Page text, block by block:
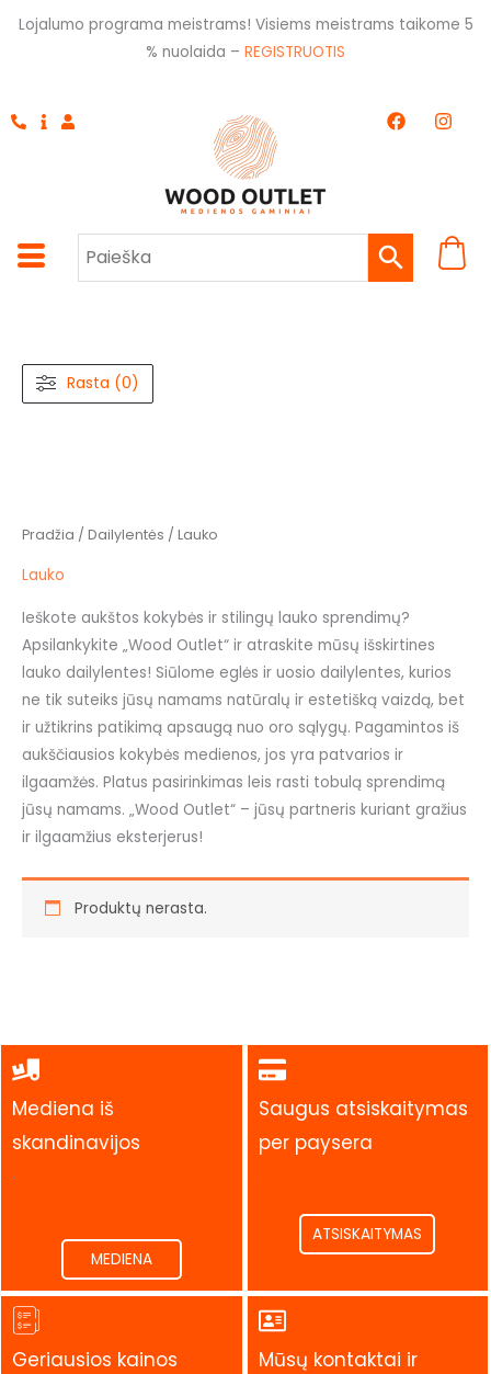
Pereiti
Lojalumo programa meistrams! Visiems meistrams taikome 5
% nuolaida – REGISTRUOTIS
F
a
k
I
n
a
m
Rasta (0)
Pradžia / Dailylentės / Lauko
Lauko
Ieškote aukštos kokybės ir stilingų lauko sprendimų?
Apsilankykite „Wood Outlet“ ir atraskite mūsų išskirtines
lauko dailylentes! Siūlome eglės ir uosio dailylentes, kurios
ne tik suteiks jūsų namams natūralų ir estetišką vaizdą, bet
ir užtikrins patikimą apsaugą nuo oro sąlygų. Pagamintos iš
aukščiausios kokybės medienos, jos yra patvarios ir
ilgaamžės. Platus pasirinkimas leis rasti tobulą sprendimą
jūsų namams. „Wood Outlet“ – jūsų partneris kuriant gražius
ir ilgaamžius eksterjerus!
Produktų nerasta.
Mediena iš
skandinavijos
.
MEDIENA
Saugus atsiskaitymas
per paysera
.
ATSISKAITYMAS
Geriausios kainos
Mūsų kontaktai ir